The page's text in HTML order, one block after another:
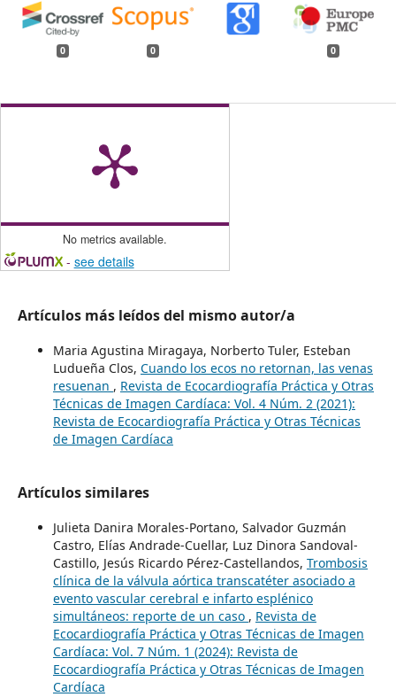
0 0 0
No metrics available.
- see details
Artículos más leídos del mismo autor/a
Maria Agustina Miragaya, Norberto Tuler, Esteban
Ludueña Clos, Cuando los ecos no retornan, las venas
resuenan , Revista de Ecocardiografía Práctica y Otras
Técnicas de Imagen Cardíaca: Vol. 4 Núm. 2 (2021):
Revista de Ecocardiografía Práctica y Otras Técnicas
de Imagen Cardíaca
Artículos similares
Julieta Danira Morales-Portano, Salvador Guzmán
Castro, Elías Andrade-Cuellar, Luz Dinora Sandoval-
Castillo, Jesús Ricardo Pérez-Castellandos, Trombosis
clínica de la válvula aórtica transcatéter asociado a
evento vascular cerebral e infarto esplénico
simultáneos: reporte de un caso , Revista de
Ecocardiografía Práctica y Otras Técnicas de Imagen
Cardíaca: Vol. 7 Núm. 1 (2024): Revista de
Ecocardiografía Práctica y Otras Técnicas de Imagen
Cardíaca